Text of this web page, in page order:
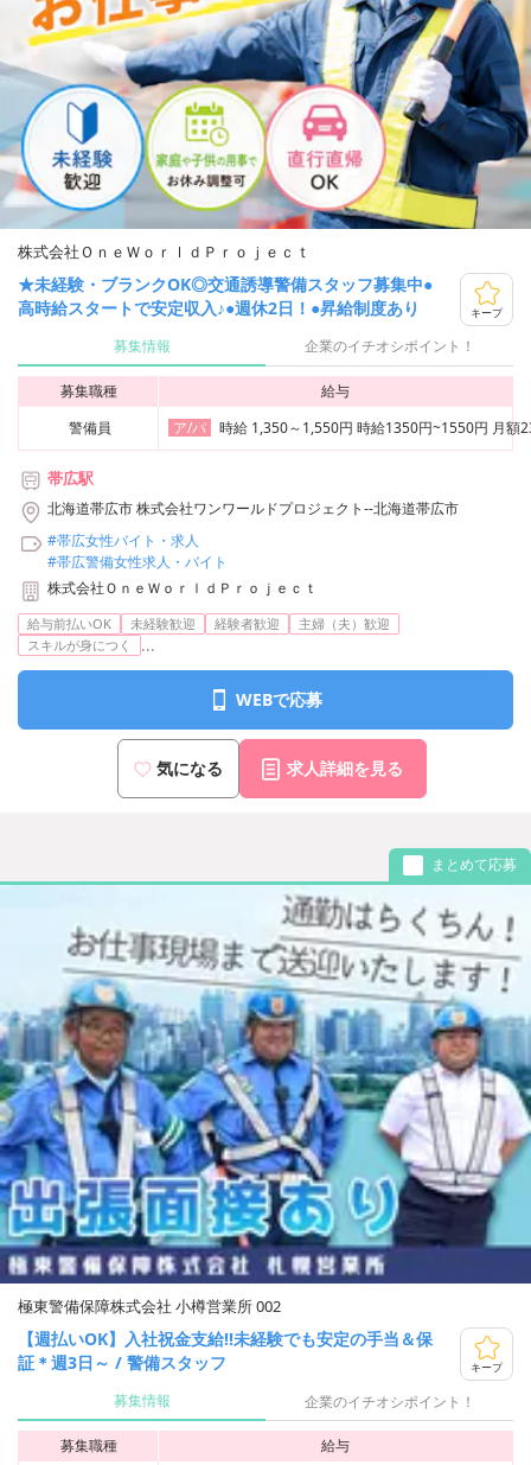
株式会社ＯｎｅＷｏｒｌｄＰｒｏｊｅｃｔ
★未経験・ブランクOK◎交通誘導警備スタッフ募集中●
高時給スタートで安定収入♪●週休2日！●昇給制度あり
キープ
募集情報 企業のイチオシポイント！
募集職種
給与
警備員
ア/パ 時給 1,350～1,550円 時給1350円~1550円 月
帯広駅
北海道帯広市 株式会社ワンワールドプロジェクト--北海道帯広市
#帯広女性バイト・求人
#帯広警備女性求人・バイト
株式会社ＯｎｅＷｏｒｌｄＰｒｏｊｅｃｔ
給与前払いOK 未経験歓迎 経験者歓迎
主婦（夫）歓迎
スキルが身につく
...
WEBで応募
気になる 求人詳細を見る
まとめて応募
極東警備保障株式会社 小樽営業所 002
【週払いOK】入社祝金支給!!未経験でも安定の手当＆保
証＊週3日～ / 警備スタッフ
キープ
募集情報 企業のイチオシポイント！
募集職種
給与